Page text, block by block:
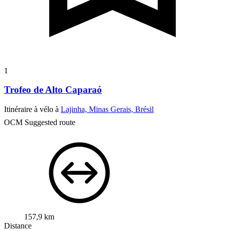
1
Trofeo de Alto Caparaó
Itinéraire à vélo à Lajinha, Minas Gerais, Brésil
OCM Suggested route
157,9 km
Distance